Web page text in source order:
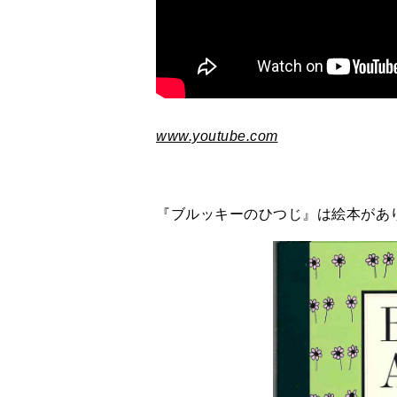
www.youtube.com
『ブルッキーのひつじ』は絵本があ